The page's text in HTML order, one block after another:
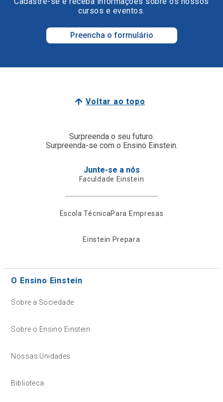
cursos e eventos.
Preencha o formulário
Voltar ao topo
Surpreenda o seu futuro.
Surpreenda-se com o Ensino Einstein.
Junte-se a nós
Faculdade Einstein
Escola TécnicaPara Empresas
Einstein Prepara
O Ensino Einstein
Sobre a Sociedade
Sobre o Ensino Einstein
Nossas Unidades
Biblioteca